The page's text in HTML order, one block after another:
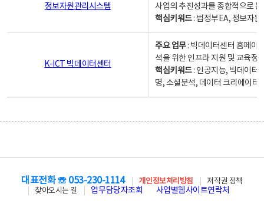
정보자원관리시스템
사업의 추진성과를 종합적으로
핵심키워드: 범정부EA, 정보자
K-ICT 빅데이터센터
주요 업무: 빅데이터센터 홈페이
석을 위한 인프라 지원 및 교육정
핵심키워드: 인공지능, 빅데이터,
명, 소셜분석, 데이터 크리에이터
대표전화 ☏ 053-230-1114 개인정보처리방침
저작권 정책
찾아오시는 길
업무담당자조회 사업별웹사이트연락처